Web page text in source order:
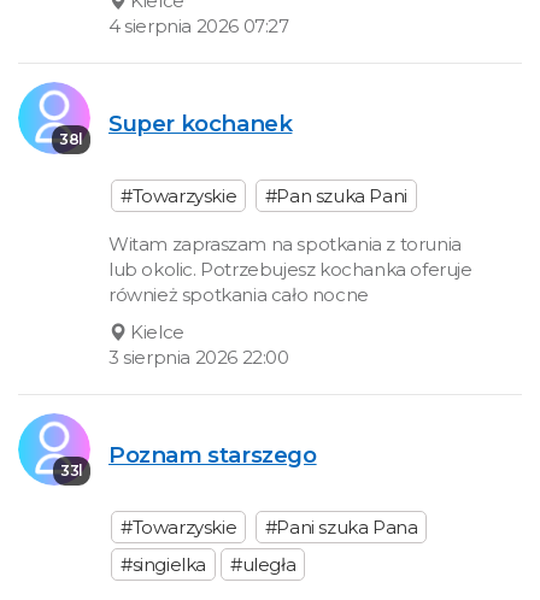
4 sierpnia 2026 07:27
38l
Super kochanek
#Towarzyskie #Pan szuka Pani
Witam zapraszam na spotkania z torunia
lub okolic. Potrzebujesz kochanka oferuje
również spotkania cało nocne
Kielce
3 sierpnia 2026 22:00
33l
Poznam starszego
#Towarzyskie
#Pani szuka Pana
#singielka
#uległa